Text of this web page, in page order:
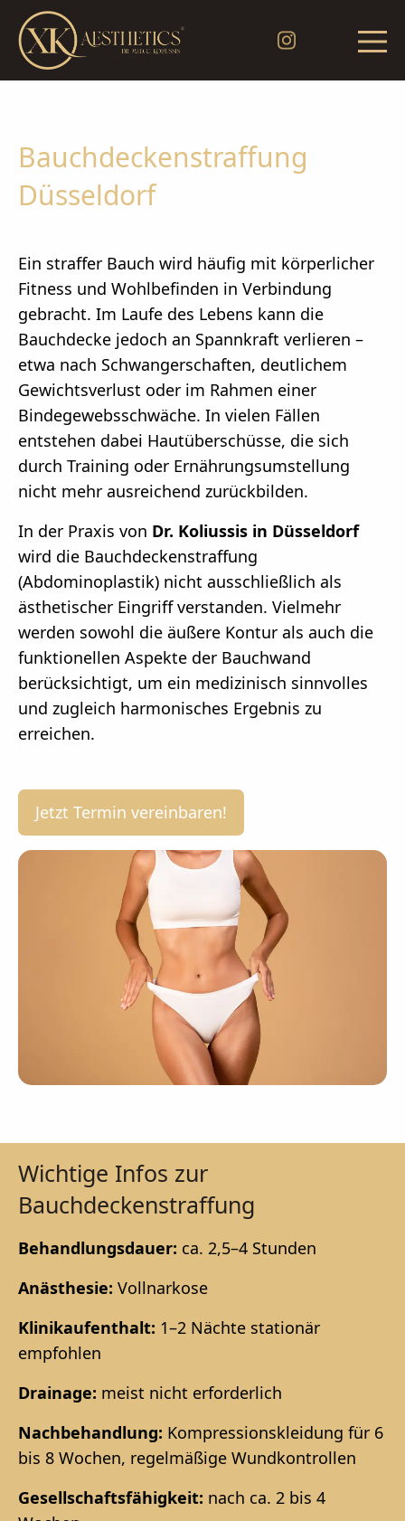
Bauchdeckenstraffung
Düsseldorf
Ein straffer Bauch wird häufig mit körperlicher
Fitness und Wohlbefinden in Verbindung
gebracht. Im Laufe des Lebens kann die
Bauchdecke jedoch an Spannkraft verlieren –
etwa nach Schwangerschaften, deutlichem
Gewichtsverlust oder im Rahmen einer
Bindegewebsschwäche. In vielen Fällen
entstehen dabei Hautüberschüsse, die sich
durch Training oder Ernährungsumstellung
nicht mehr ausreichend zurückbilden.
In der Praxis von Dr. Koliussis in Düsseldorf
wird die Bauchdeckenstraffung
(Abdominoplastik) nicht ausschließlich als
ästhetischer Eingriff verstanden. Vielmehr
werden sowohl die äußere Kontur als auch die
funktionellen Aspekte der Bauchwand
berücksichtigt, um ein medizinisch sinnvolles
und zugleich harmonisches Ergebnis zu
erreichen.
Jetzt Termin vereinbaren!
Wichtige Infos zur
Bauchdeckenstraffung
Behandlungsdauer: ca. 2,5–4 Stunden
Anästhesie: Vollnarkose
Klinikaufenthalt: 1–2 Nächte stationär
empfohlen
Drainage: meist nicht erforderlich
Nachbehandlung: Kompressionskleidung für 6
bis 8 Wochen, regelmäßige Wundkontrollen
Gesellschaftsfähigkeit: nach ca. 2 bis 4